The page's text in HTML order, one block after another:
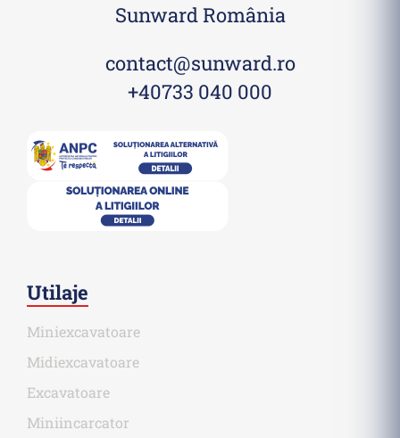
Sunward România
contact@sunward.ro
+40733 040 000
Utilaje
Miniexcavatoare
Midiexcavatoare
Excavatoare
Miniincarcator